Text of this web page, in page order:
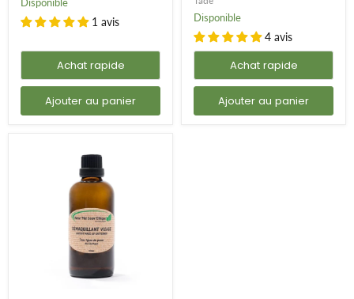
1 avis
Achat rapide
Ajouter au panier
cosmos
organic
100ml
Disponible
4 avis
Achat rapide
Ajouter au panier